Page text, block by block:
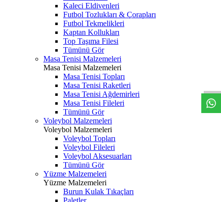
Kaleci Eldivenleri
Futbol Tozlukları & Çorapları
Futbol Tekmelikleri
Kaptan Kollukları
Top Taşıma Filesi
Tümünü Gör
Masa Tenisi Malzemeleri
Masa Tenisi Malzemeleri
Masa Tenisi Topları
Masa Tenisi Raketleri
Masa Tenisi Ağdemirleri
Masa Tenisi Fileleri
Tümünü Gör
Voleybol Malzemeleri
Voleybol Malzemeleri
Voleybol Topları
Voleybol Fileleri
Voleybol Aksesuarları
Tümünü Gör
Yüzme Malzemeleri
Yüzme Malzemeleri
Burun Kulak Tıkaçları
Paletler